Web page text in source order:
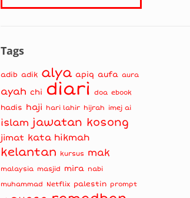
Tags
adib adik alya apiq aufa aura
ayah chi diari doa ebook
hadis haji hari lahir hijrah imej ai
islam jawatan kosong
jimat kata hikmah
kelantan kursus mak
malaysia masjid mira nabi
muhammad
Netflix palestin prompt